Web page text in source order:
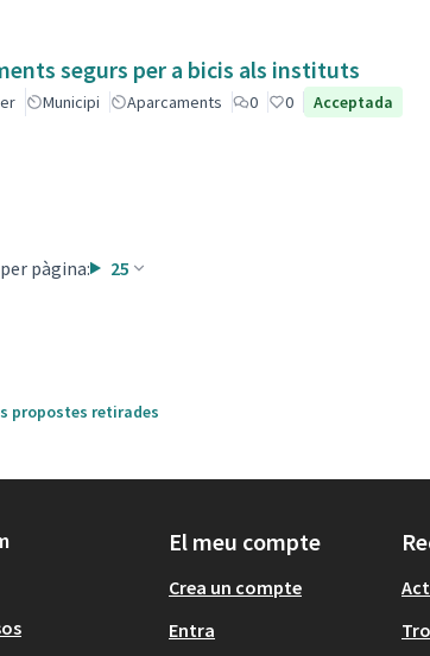
segurs per a bicis als instituts
Municipi Aparcaments 0 0 Acceptada
pàgina: 25
propostes retirades
El meu compte
Crea un compte
Entra